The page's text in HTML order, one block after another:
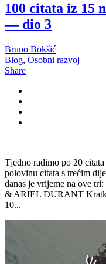
100 citata iz 15
— dio 3
Bruno Bokšić
Blog, Osobni razvoj
Share
Tjedno radimo po 20
polovinu citata s trećim
danas je vrijeme na ove
& ARIEL DURANT
10...